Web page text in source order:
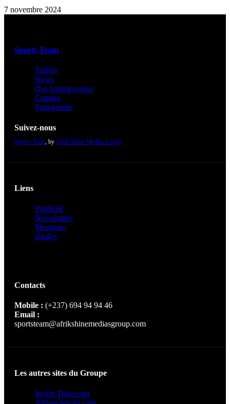
7 novembre 2024
Sports Team
Vidéos
News
Qui sommes-nous
Contact
Partenariats
Suivez-nous
Sports-Team, byAfrik-Shine Medias Group
Liens
Publicité
Newsletters
Mentions
légales
Contacts
Mobile : (+237) 694 94 94 46
Email :
sportsteam@afrikshinemediasgroup.com
Les autres sites du Groupe
Invest-Time.com